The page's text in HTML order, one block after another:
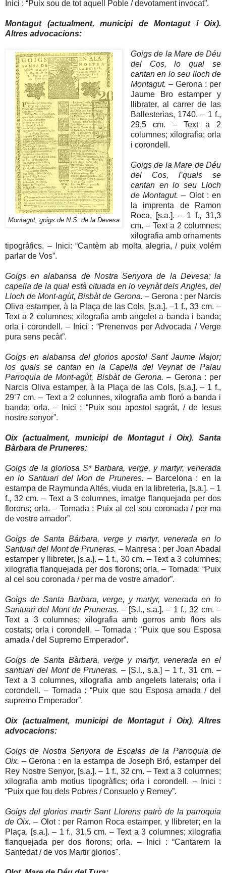
Inici : “Puix sou de tot aquell Poble / devotament invocat”.
Montagut (actualment, municipi de Montagut i Oix).
Altres advocacions:
Montagut, goigs de N.S. de la Devesa
Goigs de la Mare de Déu
del Cos, lo qual se
cantan en lo seu lloch de
Montagut. – Gerona : per
Jaume Bro estamper y
llibrater, al carrer de las
Ballesterias, 1740. – 1 f.,
29,5 cm. – Text a 2
columnes; xilografia; orla
i corondell.
Goigs de la Mare de Déu
del Cos, l’quals se
cantan en lo seu Lloch
de Montagut. – Olot : en
la imprenta de Ramon
Roca, [s.a.]. – 1 f., 31,3
cm. – Text a 2 columnes;
xilografia amb ornaments
tipogràfics. – Inici: “Cantèm ab molta alegria, / puix volém
parlar de Vos”.
Goigs en alabansa de Nostra Senyora de la Devesa; la
capella de la qual està cituada en lo veynàt dels Angles, del
Lloch de Mont-agùt, Bisbàt de Gerona. – Gerona : per Narcis
Oliva estamper, à la Plaça de las Cols, [s.a.]. –1 f., 33 cm. –
Text a 2 columnes; xilografia amb angelet a banda i banda;
orla i corondell. – Inici : “Prenenvos per Advocada / Verge
pura sens pecàt”.
Goigs en alabansa del glorios apostol Sant Jaume Major;
los quals se cantan en la Capella del Veynat de Palau
Parroquia de Mont-agùt, Bisbàt de Gerona.– Gerona : per
Narcis Oliva estamper, à la Plaça de las Cols, [s.a.]. – 1 f.,
29’7 cm. – Text a 2 colunnes, xilografia amb floró a banda i
banda; orla. – Inici : “Puix sou apostol sagrát, / de Iesus
nostre senyor”.
Oix (actualment, municipi de Montagut i Oix). Santa
Bàrbara de Pruneres:
Goigs de la gloriosa Sª Barbara, verge, y martyr, venerada
en lo Santuari del Mon de Pruneres. – Barcelona : en la
estampa de Raymunda Altés, viuda en la libreteria, [s.a.]. – 1
f., 32 cm. – Text a 3 columnes, imatge flanquejada per dos
florons; orla. – Tornada : Puix al cel sou coronada / per ma
de vostre amador”.
Goigs de Santa Bárbara, verge y martyr, venerada en lo
Santuari del Mont de Pruneras. – Manresa : per Joan Abadal
estamper y llibreter, [s.a.]. – 1 f., 30 cm. – Text a 3 columnes;
xilografia flanquejada per dos florons; orla. – Tornada: “Puix
al cel sou coronada / per ma de vostre amador”.
Goigs de Santa Barbara, verge, y martyr, venerada en lo
Santuari del Mont de Pruneras. – [S.l., s.a.]. – 1 f., 32 cm. –
Text a 3 columnes; xilografia amb gerros amb flors als
costats; orla i corondell. – Tornada : "Puix que sou Esposa
amada / del Supremo Emperador”.
Goigs de Santa Bàrbara, verge y martyr, venerada en el
santuari del Mont de Pruneras. – [S.l., s.a.] – 1 f., 31 cm. –
Text a 3 columnes, xilografia amb angelets laterals; orla i
corondell. – Tornada : “Puix que sou Esposa amada / del
supremo Emperador”.
Oix (actualment, municipi de Montagut i Oix). Altres
advocacions:
Goigs de Nostra Senyora de Escalas de la Parroquia de
Oix. – Gerona : en la estampa de Joseph Bró, estamper del
Rey Nostre Senyor, [s.a.]. – 1 f., 32 cm. – Text a 3 columnes;
xilografia amb motius tipogràfics; orla i corondell. – Inici :
“Puix que fou dels Pobres / Consuelo y Remey”.
Goigs del glorios martir Sant Llorens patrò de la parroquia
de Oix. – Olot : per Ramon Roca estamper, y llibreter; en la
Plaça, [s.a.]. – 1 f., 31,5 cm. – Text a 3 columnes; xilografia
flanquejada per dos florons; orla. – Inici : “Cantarem la
Santedat / de vos Martir glorios".